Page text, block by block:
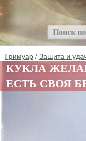
Гримуар / Защита и
КУКЛА
ЕСТЬ СВОЯ